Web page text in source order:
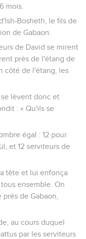
mois.
Bosheth, le fils de
de Gabaon.
de David se mirent
près de l'étang de
côté de l'étang, les
lèvent donc et
: « Qu'ils se
égal : 12 pour
et 12 serviteurs de
tête et lui enfonça
ensemble. On
de Gabaon,
au cours duquel
par les serviteurs